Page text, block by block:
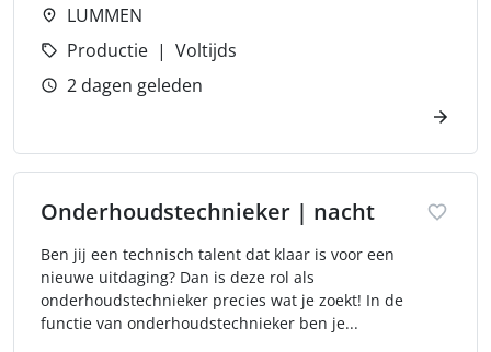
LUMMEN
Productie
Voltijds
2 dagen geleden
Onderhoudstechnieker | nacht
Ben jij een technisch talent dat klaar is voor een
nieuwe uitdaging? Dan is deze rol als
onderhoudstechnieker precies wat je zoekt! In de
functie van onderhoudstechnieker ben je...